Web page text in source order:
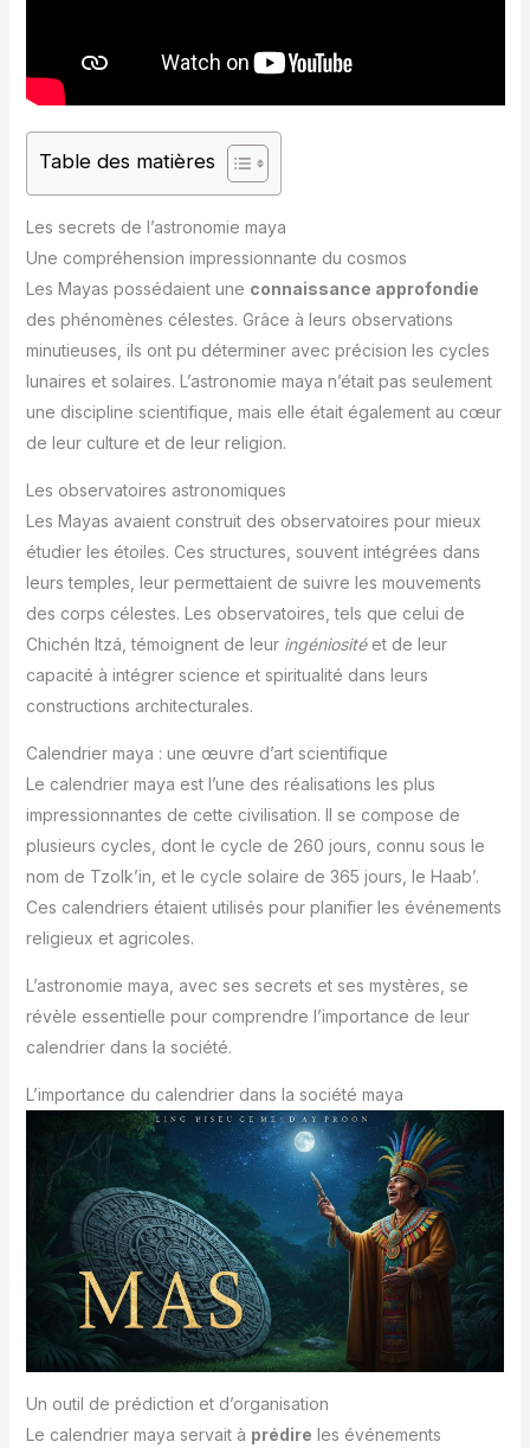
Table des matières
Les secrets de l’astronomie maya
Une compréhension impressionnante du cosmos
Les Mayas possédaient une connaissance approfondie
des phénomènes célestes. Grâce à leurs observations
minutieuses, ils ont pu déterminer avec précision les cycles
lunaires et solaires. L’astronomie maya n’était pas seulement
une discipline scientifique, mais elle était également au cœur
de leur culture et de leur religion.
Les observatoires astronomiques
Les Mayas avaient construit des observatoires pour mieux
étudier les étoiles. Ces structures, souvent intégrées dans
leurs temples, leur permettaient de suivre les mouvements
des corps célestes. Les observatoires, tels que celui de
Chichén Itzá, témoignent de leur ingéniositéet de leur
capacité à intégrer science et spiritualité dans leurs
constructions architecturales.
Calendrier maya : une œuvre d’art scientifique
Le calendrier maya est l’une des réalisations les plus
impressionnantes de cette civilisation. Il se compose de
plusieurs cycles, dont le cycle de 260 jours, connu sous le
nom de Tzolk’in, et le cycle solaire de 365 jours, le Haab’.
Ces calendriers étaient utilisés pour planifier les événements
religieux et agricoles.
L’astronomie maya, avec ses secrets et ses mystères, se
révèle essentielle pour comprendre l’importance de leur
calendrier dans la société.
L’importance du calendrier dans la société maya
Un outil de prédiction et d’organisation
Le calendrier maya servait à prédire les événements